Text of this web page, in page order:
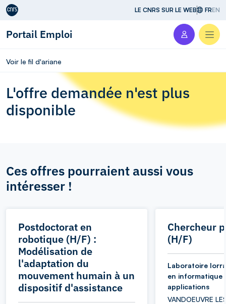
Aller au contenu LE CNRS SUR LE WEB FREN
Portail Emploi
Voir le fil d'ariane
L'offre demandée n'est plus
disponible
Ces offres pourraient aussi vous
intéresser !
Postdoctorat en
robotique (H/F) :
Modélisation de
l'adaptation du
mouvement humain à un
dispositif d'assistance
Chercheur
(H/F)
Laboratoire
en informatique
applications
VANDOEUVRE